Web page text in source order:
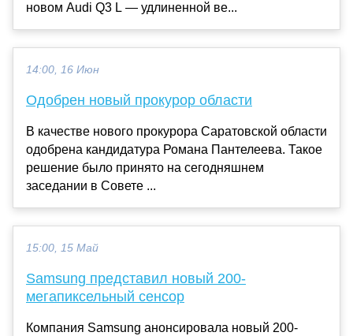
новом Audi Q3 L — удлиненной ве...
14:00, 16 Июн
Одобрен новый прокурор области
В качестве нового прокурора Саратовской области
одобрена кандидатура Романа Пантелеева. Такое
решение было принято на сегодняшнем
заседании в Совете ...
15:00, 15 Май
Samsung представил новый 200-
мегапиксельный сенсор
Компания Samsung анонсировала новый 200-